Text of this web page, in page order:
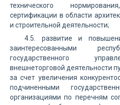
технического
сертификации в области
и строительной деятельности;
4.5. развитие и
заинтересованными
государственного
внешнеторговой деятельности
за счет увеличения
подчиненными
организациями по перечням